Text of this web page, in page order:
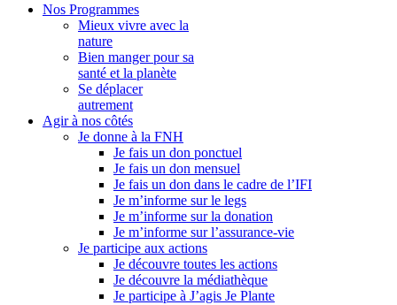
Nos Programmes
Mieux vivre avec la
nature
Bien manger pour sa
santé et la planète
Se déplacer
autrement
Agir à nos côtés
Je donne à la FNH
Je fais un don ponctuel
Je fais un don mensuel
Je fais un don dans le cadre de l’IFI
Je m’informe sur le legs
Je m’informe sur la donation
Je m’informe sur l’assurance-vie
Je participe aux actions
Je découvre toutes les actions
Je découvre la médiathèque
Je participe à J’agis Je Plante